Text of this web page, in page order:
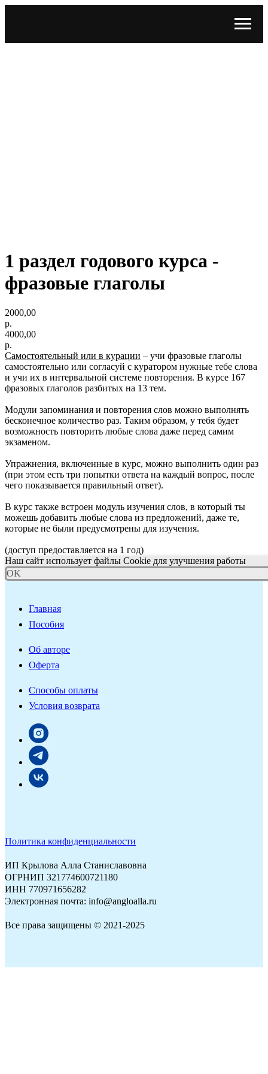
1 раздел годового курса -
фразовые глаголы
2000,00
р.
4000,00
р.
Самостоятельный или в курации – учи фразовые глаголы
самостоятельно или согласуй с куратором нужные тебе слова
и учи их в интервальной системе повторения. В курсе 167
фразовых глаголов разбитых на 13 тем.
Модули запоминания и повторения слов можно выполнять
бесконечное количество раз. Таким образом, у тебя будет
возможность повторить любые слова даже перед самим
экзаменом.
Упражнения, включенные в курс, можно выполнить один раз
(при этом есть три попытки ответа на каждый вопрос, после
чего показывается правильный ответ).
В курс также встроен модуль изучения слов, в который ты
можешь добавить любые слова из предложений, даже те,
которые не были предусмотрены для изучения.
(доступ предоставляется на 1 год)
Наш сайт использует файлы Cookie для улучшения работы
OK
Главная
Пособия
Об авторе
Оферта
Способы оплаты
Условия возврата
Политика конфиденциальности
ИП Крылова Алла Станиславовна
ОГРНИП 321774600721180
ИНН 770971656282
Электронная почта: info@angloalla.ru
Все права защищены © 2021-2025